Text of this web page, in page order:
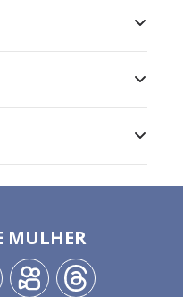
MULHER